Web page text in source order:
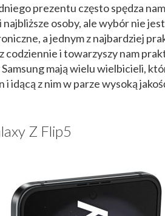
prezentu często spędza
najbliższe osoby, ale wybór nie
a jednym z najbardziej
codziennie i towarzyszy nam
mają wielu wielbicieli,
i idącą z nim w parze wysoką
Z Flip5